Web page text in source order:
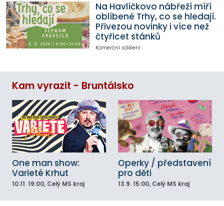
Na Havlíčkovo nábřeží míří
oblíbené Trhy, co se hledají.
Přivezou novinky i více než
čtyřicet stánků
Komerční sdělení
Kam vyrazit - Bruntálsko
One man show:
Varieté Krhut
10.11. 19:00, Celý MS kraj
Operky / představení
pro děti
13.9. 15:00, Celý MS kraj